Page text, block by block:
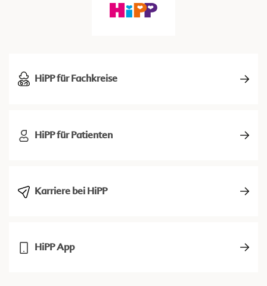
HiPP für Fachkreise
HiPP für Patienten
Karriere bei HiPP
HiPP App